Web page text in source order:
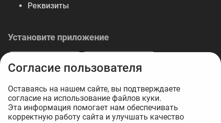
Реквизиты
Установите приложение
© 2026 Либерте — весь спектр отделочных
материалов.
Согласие пользователя
Оставаясь на нашем сайте, вы подтверждаете
согласие на использование файлов куки.
Эта информация помогает нам обеспечивать
корректную работу сайта и улучшать качество